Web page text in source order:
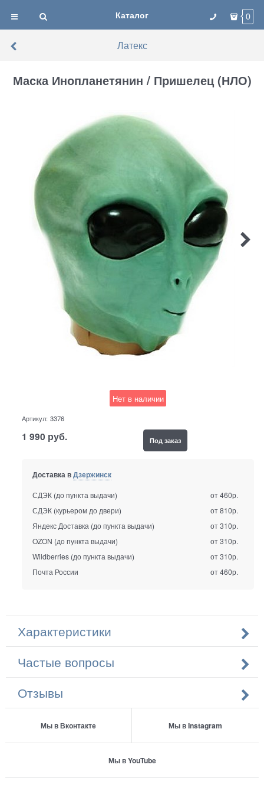
Каталог 0
Латекс
Маска Инопланетянин / Пришелец (НЛО)
Нет в наличии
Артикул: 3376
1 990 руб. Под заказ
Доставка вДзержинск
СДЭК (до пункта выдачи)
от 460р.
СДЭК (курьером до двери)
от 810р.
Яндекс Доставка (до пункта выдачи)
от 310р.
OZON (до пункта выдачи)
от 310р.
Wildberries (до пункта выдачи)
от 310р.
Почта России
от 460р.
Характеристики
Частые вопросы
Отзывы
Мы в Вконтакте Мы в Instagram
Мы в YouTube